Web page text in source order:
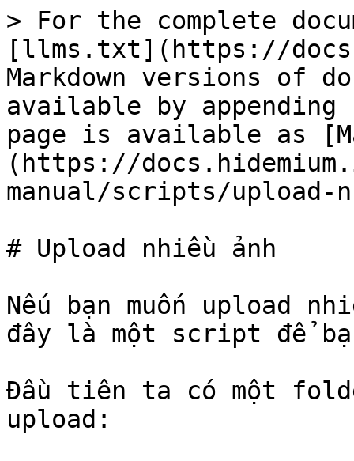
> For the complete
[llms.txt](https://
Markdown versions of
available by
page is available as
(https://
manual/scripts/upload-
# Upload nhiều ảnh
Nếu bạn muốn upload
đây là một script để
Đầu tiên ta có một
upload: